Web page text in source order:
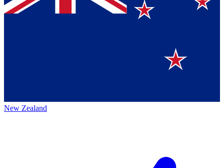
New Zealand